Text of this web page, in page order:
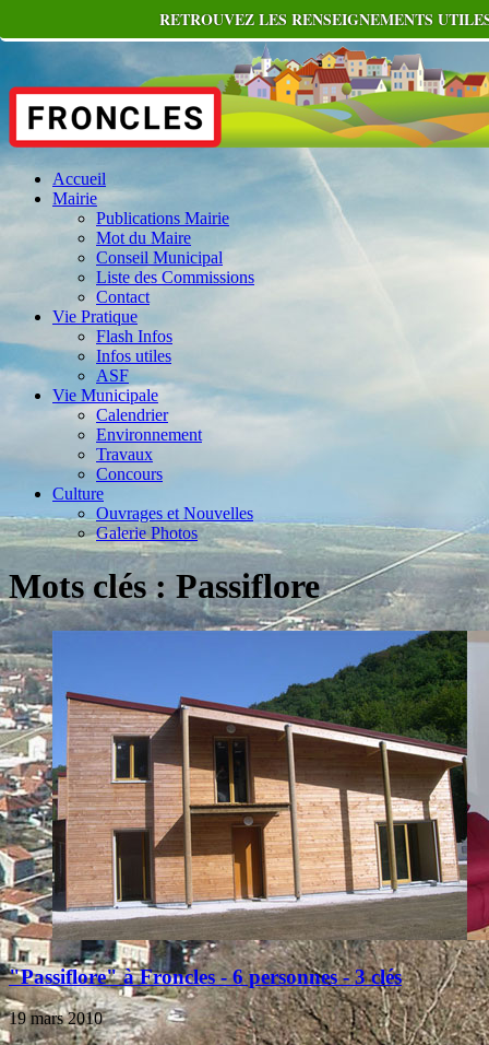
Accueil
Mairie
Publications Mairie
Mot du Maire
Conseil Municipal
Liste des Commissions
Contact
Vie Pratique
Flash Infos
Infos utiles
ASF
Vie Municipale
Calendrier
Environnement
Travaux
Concours
Culture
Ouvrages et Nouvelles
Galerie Photos
Mots clés : Passiflore
"Passiflore" à Froncles - 6 personnes - 3 clés
19 mars 2010
RETROUVEZ LES RENSEIGNEMENTS